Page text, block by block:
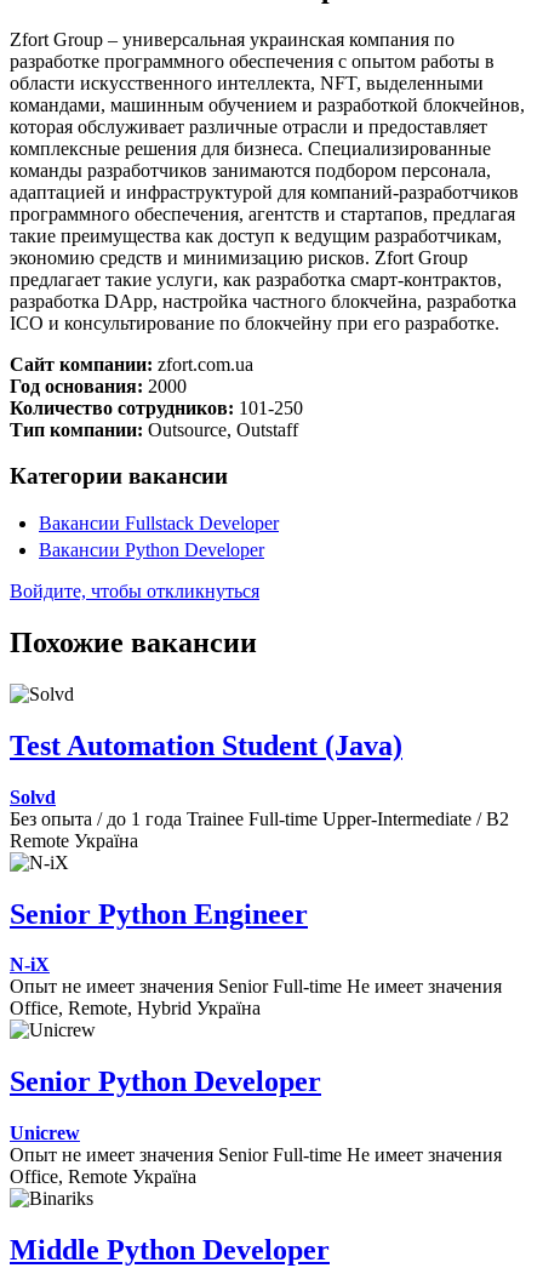
Zfort Group – универсальная украинская компания по
разработке программного обеспечения с опытом работы в
области искусственного интеллекта, NFT, выделенными
командами, машинным обучением и разработкой блокчейнов,
которая обслуживает различные отрасли и предоставляет
комплексные решения для бизнеса. Специализированные
команды разработчиков занимаются подбором персонала,
адаптацией и инфраструктурой для компаний-разработчиков
программного обеспечения, агентств и стартапов, предлагая
такие преимущества как доступ к ведущим разработчикам,
экономию средств и минимизацию рисков. Zfort Group
предлагает такие услуги, как разработка смарт-контрактов,
разработка DApp, настройка частного блокчейна, разработка
ICO и консультирование по блокчейну при его разработке.
Сайт компании: zfort.com.ua
Год основания: 2000
Количество сотрудников: 101-250
Тип компании: Outsource, Outstaff
Категории вакансии
Вакансии Fullstack Developer
Вакансии Python Developer
Войдите, чтобы откликнуться
Похожие вакансии
Test Automation Student (Java)
Solvd
Без опыта / до 1 года Trainee Full-time Upper-Intermediate / B2
Remote Україна
Senior Python Engineer
N-iX
Опыт не имеет значения Senior Full-time Не имеет значения
Office, Remote, Hybrid Україна
Senior Python Developer
Unicrew
Опыт не имеет значения Senior Full-time Не имеет значения
Office, Remote Україна
Middle Python Developer